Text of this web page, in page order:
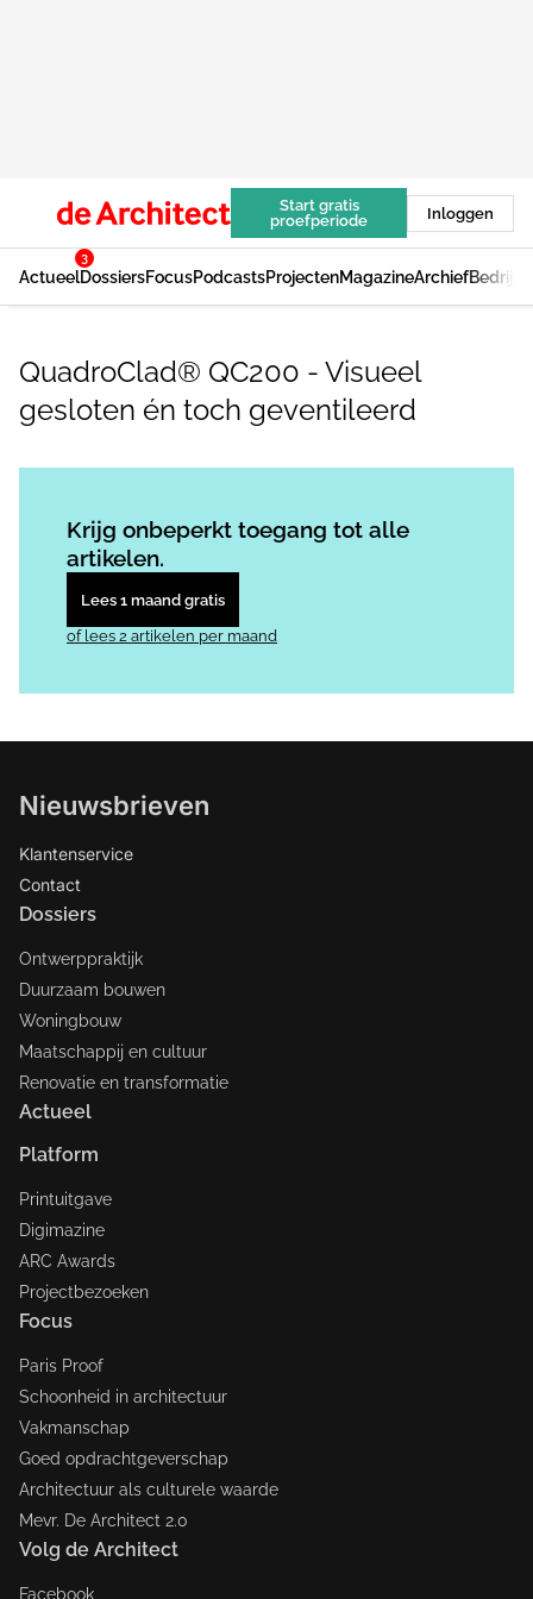
Start gratis
proefperiode
Inloggen
Actueel
3
DossiersFocusPodcastsProjectenMagazineArchief
QuadroClad® QC200 - Visueel
gesloten én toch geventileerd
Krijg onbeperkt toegang tot alle
artikelen.
Lees 1 maand gratis
of lees 2 artikelen per maand
Nieuwsbrieven
Klantenservice
Contact
Dossiers
Ontwerppraktijk
Duurzaam bouwen
Woningbouw
Maatschappij en cultuur
Renovatie en transformatie
Actueel
Platform
Printuitgave
Digimazine
ARC Awards
Projectbezoeken
Focus
Paris Proof
Schoonheid in architectuur
Vakmanschap
Goed opdrachtgeverschap
Architectuur als culturele waarde
Mevr. De Architect 2.0
Volg de Architect
Facebook